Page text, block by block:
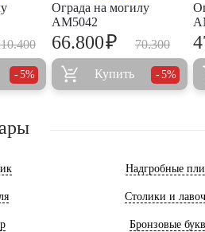
5%
Ограда на могилу
AM5042
70.300
66.800₽
Купить 5%
Надгробные
Столики и
Бронзовые